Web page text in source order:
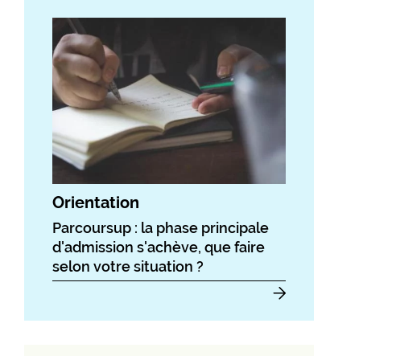
Orientation
Parcoursup : la phase principale
d'admission s'achève, que faire
selon votre situation ?